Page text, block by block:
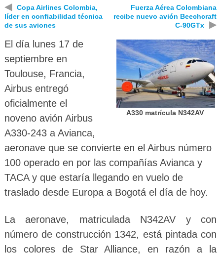
◀
Copa Airlines Colombia,
líder en confiabilidad técnica
de sus aviones
Fuerza Aérea Colombiana
recibe nuevo avión Beechcraft
C-90GTx
▶
A330 matrícula N342AV
El día lunes 17 de
septiembre en
Toulouse, Francia,
Airbus entregó
oficialmente el
noveno avión Airbus
A330-243 a Avianca,
aeronave que se convierte en el Airbus número
100 operado en por las compañías Avianca y
TACA y que estaría llegando en vuelo de
traslado desde Europa a Bogotá el día de hoy.
La aeronave, matriculada N342AV y con
número de construcción 1342, está pintada con
los colores de Star Alliance, en razón a la